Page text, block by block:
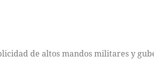
de altos mandos militares y